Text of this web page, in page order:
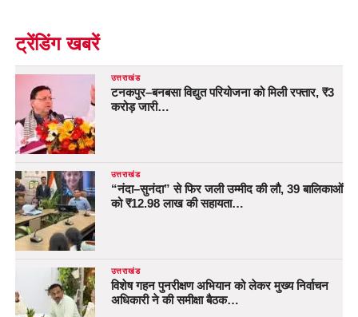
ट्रेंडिंग खबरें
उत्तराखंड
टनकपुर–बनबसा विद्युत परियोजना को मिली रफ्तार, ₹3
करोड़ जारी…
उत्तराखंड
“नंदा–सुनंदा” से फिर जली उम्मीद की लौ, 39 बालिकाओं
को ₹12.98 लाख की सहायता…
उत्तराखंड
विशेष गहन पुनरीक्षण अभियान को लेकर मुख्य निर्वाचन
अधिकारी ने की समीक्षा बैठक…